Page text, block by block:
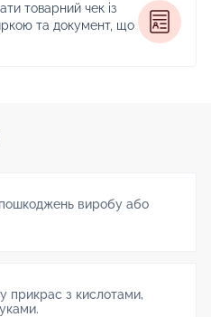
товарний чек із
та документ, що
виробу або
прикрас з кислотами,